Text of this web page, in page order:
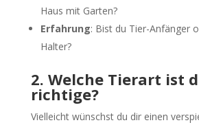
Haus mit Garten?
Erfahrung: Bist du Tier-Anfänger
Halter?
2. Welche Tierart ist
richtige?
Vielleicht wünschst du dir einen